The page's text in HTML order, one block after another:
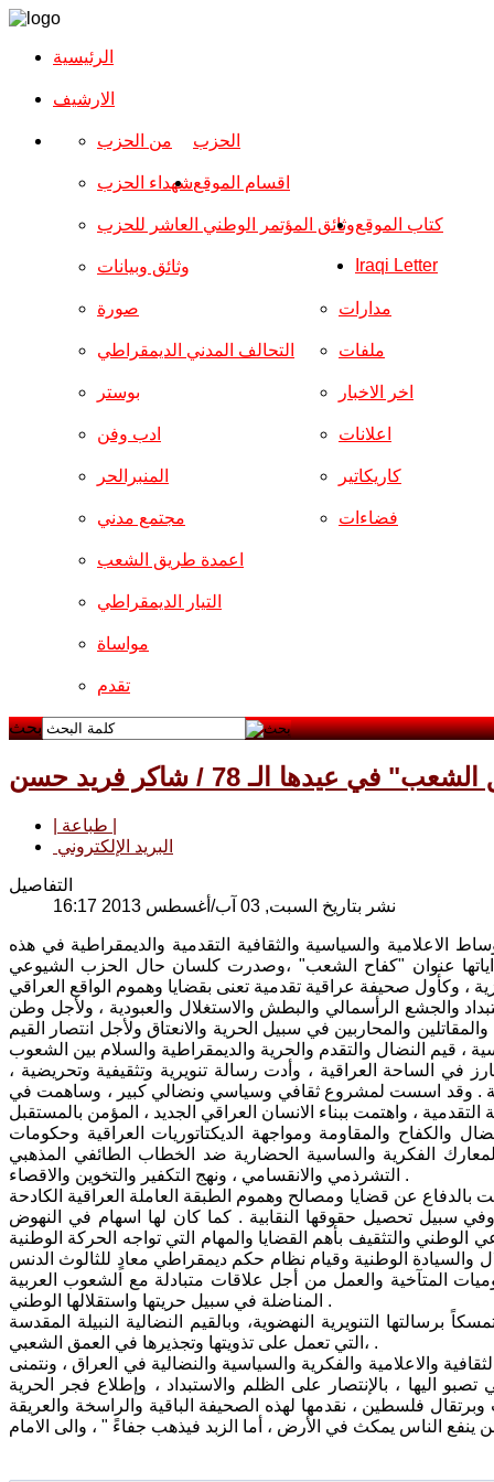
الرئيسية
الارشیف
الحزب من الحزب
شهداء الحزب
وثائق المؤتمر الوطني العاشر للحزب
وثائق وبيانات
اقسام الموقع
صورة
التحالف المدني الديمقراطي
بوستر
ادب وفن
المنبرالحر
مجتمع مدني
مدارات
ملفات
اخر الاخبار
اعلانات
كاريكاتير
فضاءات
اعمدة طريق الشعب
التيار الديمقراطي
مواساة
تقدم
كتاب الموقع
Iraqi Letter
بحث
عيدها الـ 78 / شاكر فريد حسن
البريد الإلكتروني
التفاصيل
نشر بتاريخ السبت, 03 آب/أغسطس 2013 16:17
الاعلامية والسياسية والثقافية التقدمية والديمقراطية في هذه
في بداياتها عنوان "كفاح الشعب" ،وصدرت كلسان حال الحزب الشيوعي
والجشع الرأسمالي والبطش والاستغلال والعبودية ، ولأجل وطن
والمحاربين في سبيل الحرية والانعتاق ولأجل انتصار القيم
الساحة العراقية ، وأدت رسالة تنويرية وتثقيفية وتحريضية ،
. وقد اسست لمشروع ثقافي وسياسي ونضالي كبير ، وساهمت في
والمقاومة ومواجهة الديكتاتوريات العراقية وحكومات
الفكرية والساسية الحضارية ضد الخطاب الطائفي المذهبي
التشرذمي والانقسامي ، ونهج التكفير والتخوين والاقصاء .
عن قضايا ومصالح وهموم الطبقة العاملة العراقية الكادحة
وفي سبيل تحصيل حقوقها النقابية . كما كان لها اسهام في النهوض
الوطني والتثقيف بأهم القضايا والمهام التي تواجه الحركة الوطنية
والسيادة الوطنية وقيام نظام حكم ديمقراطي معادٍ للثالوث الدنس
المتآخية والعمل من أجل علاقات متبادلة مع الشعوب العربية
المناضلة في سبيل حريتها واستقلالها الوطني .
برسالتها التنويرية النهضوية، وبالقيم النضالية النبيلة المقدسة
،التي تعمل على تذويتها وتجذيرها في العمق الشعبي .
والاعلامية والفكرية والسياسية والنضالية في العراق ، ونتمنى
تصبو اليها ، بالإنتصار على الظلم والاستبداد ، وإطلاع فجر الحرية
فلسطين ، نقدمها لهذه الصحيفة الباقية والراسخة والعريقة